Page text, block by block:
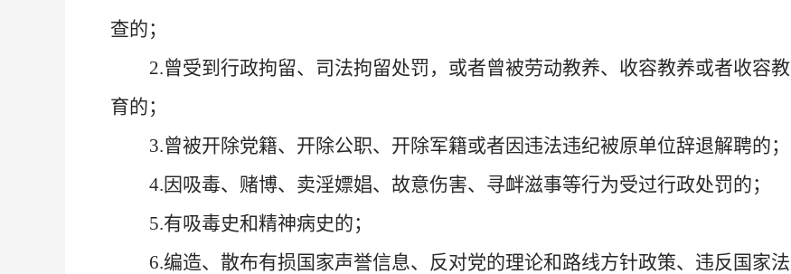
查的；
2.曾受到 行政拘留、司法拘留处罚，或者曾被劳动教养、收容教养或者收容教
育的；
3.曾被开除党籍、 开除公职、开除军籍或者因违法违纪被原单位辞退解聘的；
4.因吸毒、赌博、卖淫嫖娼、 故意伤害、寻衅滋事等行为受过行政处罚的；
5.有吸毒史和精神病史的；
6.编造、散布有损国家声誉信息、反对党的理论和路线方针政策、违反国家法